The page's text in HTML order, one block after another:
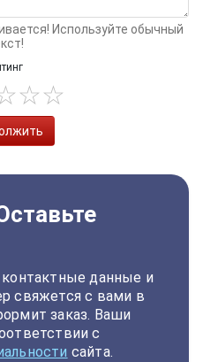
Используйте обычный
данные и
свяжется с вами в
заказ. Ваши
с
сайта.